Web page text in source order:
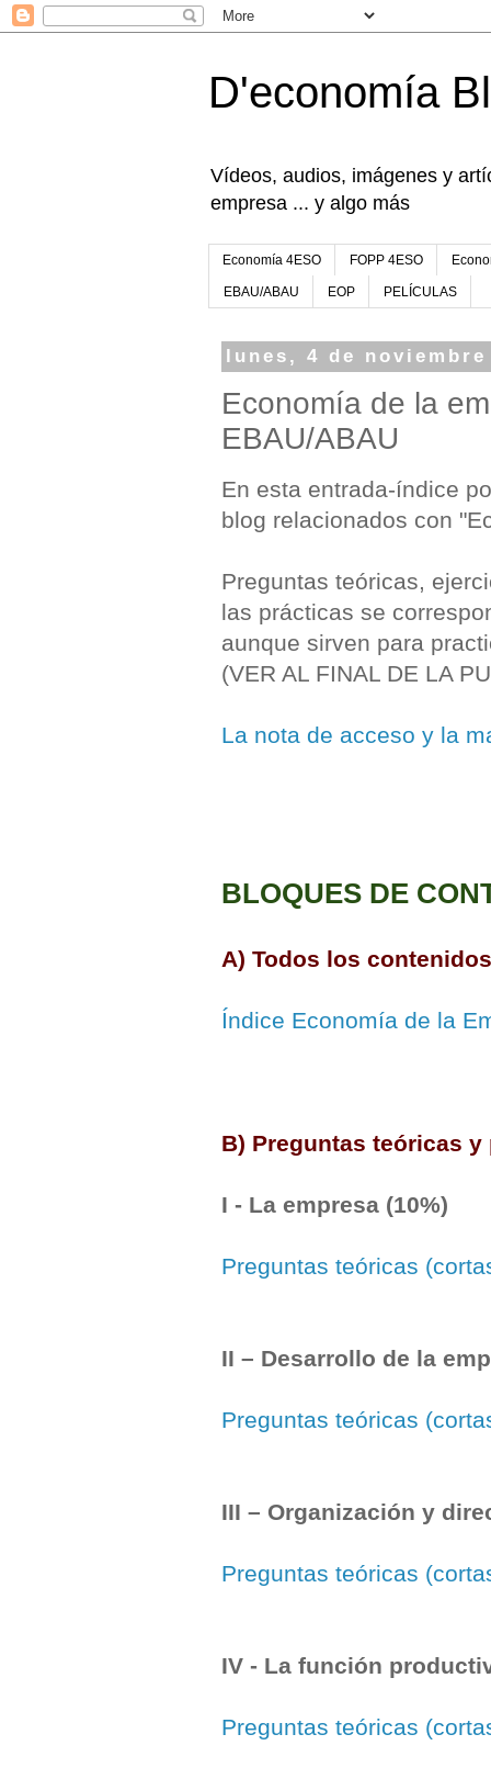
D'economía
Vídeos, audios, imágenes y
empresa ... y algo más
Economía 4ESO FOPP 4ESO
EBAU/ABAU EOP PELÍCULAS
lunes, 4 de
Economía de la
EBAU/ABAU
En esta entrada-índice
blog relacionados con
Preguntas teóricas,
las prácticas se
aunque sirven para
(VER AL FINAL DE LA
La nota de acceso y la
BLOQUES DE
A) Todos los
Índice Economía de la
B) Preguntas teóricas
I - La empresa (10%)
Preguntas teóricas
II – Desarrollo de la
Preguntas teóricas
III – Organización y
Preguntas teóricas
IV - La función
Preguntas teóricas